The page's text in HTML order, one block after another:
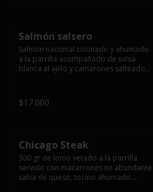
Salmón salsero
Salmon nacional cocinado y ahumado
a la parrilla acompañado de salsa
blanca al ajillo y camarones salteados,
$17.000
Chicago Steak
300 gr de lomo vetado a la parrilla
servido con macarrones en abundante
salsa de queso, tocino ahumado